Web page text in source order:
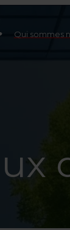
Qui sommes